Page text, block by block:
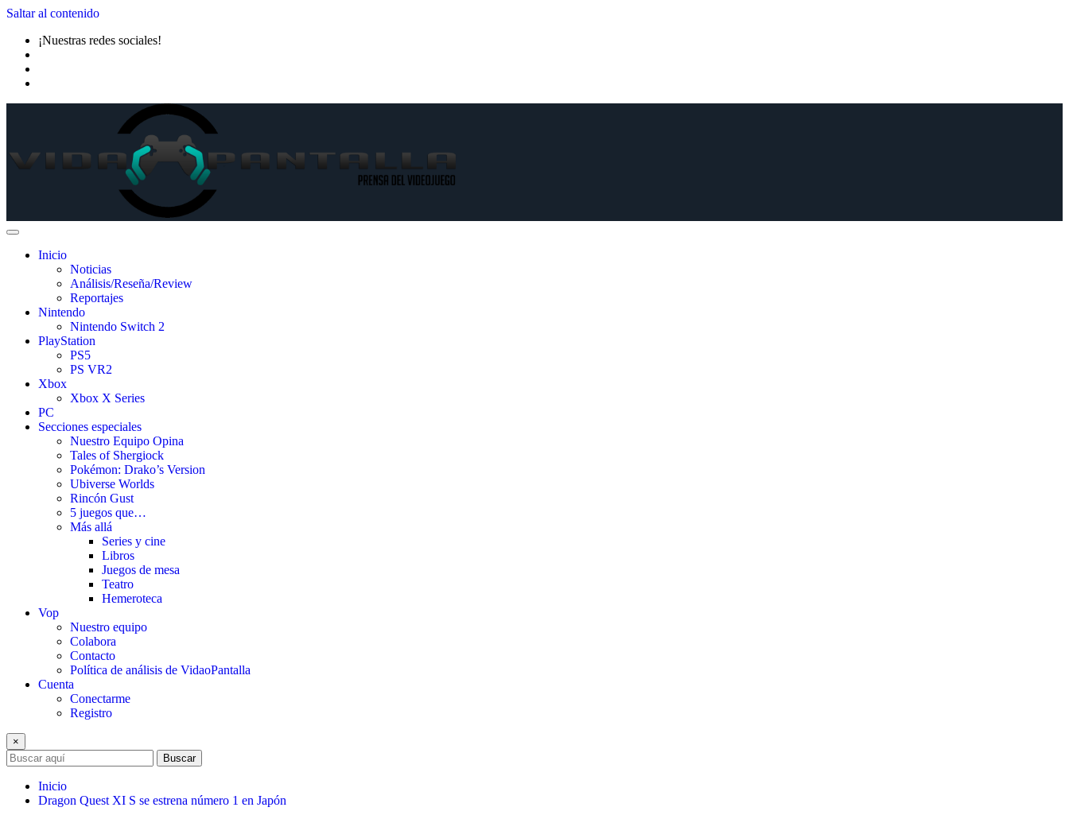
Saltar al contenido
¡Nuestras redes sociales!
Inicio
Noticias
Análisis/Reseña/Review
Reportajes
Nintendo
Nintendo Switch 2
PlayStation
PS5
PS VR2
Xbox
Xbox X Series
PC
Secciones especiales
Nuestro Equipo Opina
Tales of Shergiock
Pokémon: Drako’s Version
Ubiverse Worlds
Rincón Gust
5 juegos que…
Más allá
Series y cine
Libros
Juegos de mesa
Teatro
Hemeroteca
Vop
Nuestro equipo
Colabora
Contacto
Política de análisis de VidaoPantalla
Cuenta
Conectarme
Registro
×
Buscar
Inicio
Dragon Quest XI S se estrena número 1 en Japón